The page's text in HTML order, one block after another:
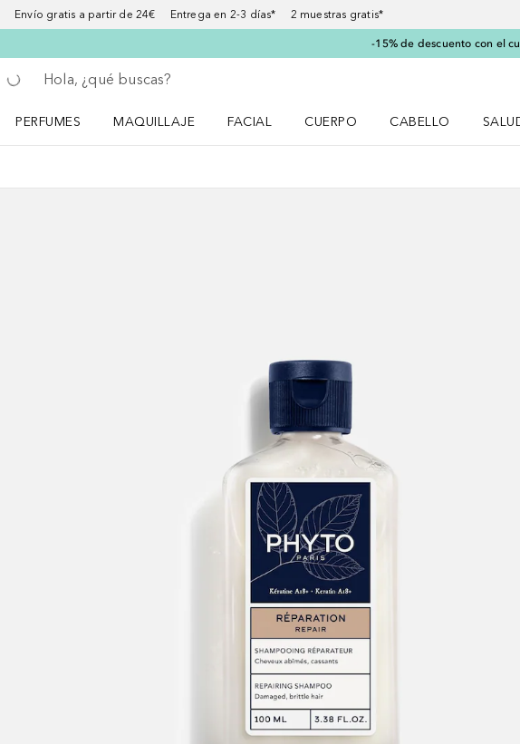
Envío gratis a partir de 24€ Entrega en 2-3 días* 2 muestras gratis*
-15% de descuento con el
Regresar
Ejecutar búsqueda
PERFUMES
MAQUILLAJE
FACIAL
CUERPO
CABELLO